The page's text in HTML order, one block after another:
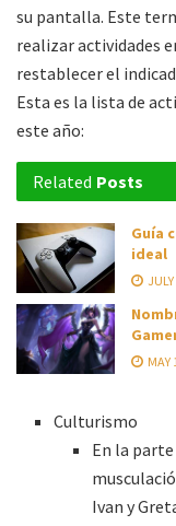
su pantalla. Este
realizar actividades
restablecer el
Esta es la lista de
este año:
Related Posts
Guía
ideal
MAY
Culturismo
En la
Ivan y